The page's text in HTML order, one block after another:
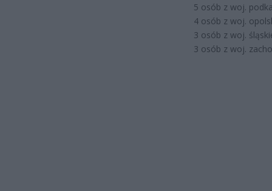
5 osób z woj.
4 osób z woj.
3 osób z woj.
3 osób z woj.